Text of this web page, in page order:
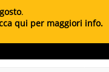
.
qui per maggiori info.